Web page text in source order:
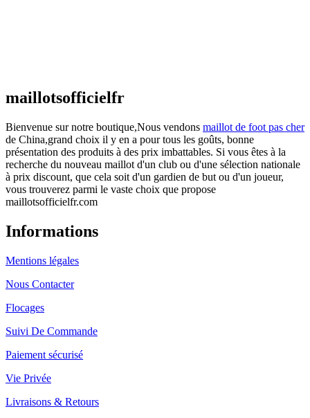
maillotsofficielfr
Bienvenue sur notre boutique,Nous vendons maillot de foot pas cher
de China,grand choix il y en a pour tous les goûts, bonne
présentation des produits à des prix imbattables. Si vous êtes à la
recherche du nouveau maillot d'un club ou d'une sélection nationale
à prix discount, que cela soit d'un gardien de but ou d'un joueur,
vous trouverez parmi le vaste choix que propose
maillotsofficielfr.com
Informations
Mentions légales
Nous Contacter
Flocages
Suivi De Commande
Paiement sécurisé
Vie Privée
Livraisons & Retours